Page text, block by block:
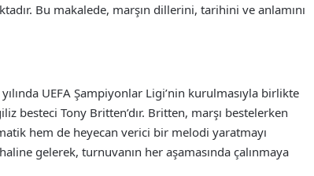
Bu makalede, marşın dillerini, tarihini ve anlamını
UEFA Şampiyonlar Ligi’nin kurulmasıyla birlikte
besteci Tony Britten’dır. Britten, marşı bestelerken
hem de heyecan verici bir melodi yaratmayı
gelerek, turnuvanın her aşamasında çalınmaya